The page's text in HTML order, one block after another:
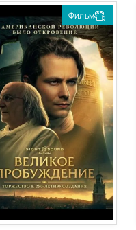
Фильм